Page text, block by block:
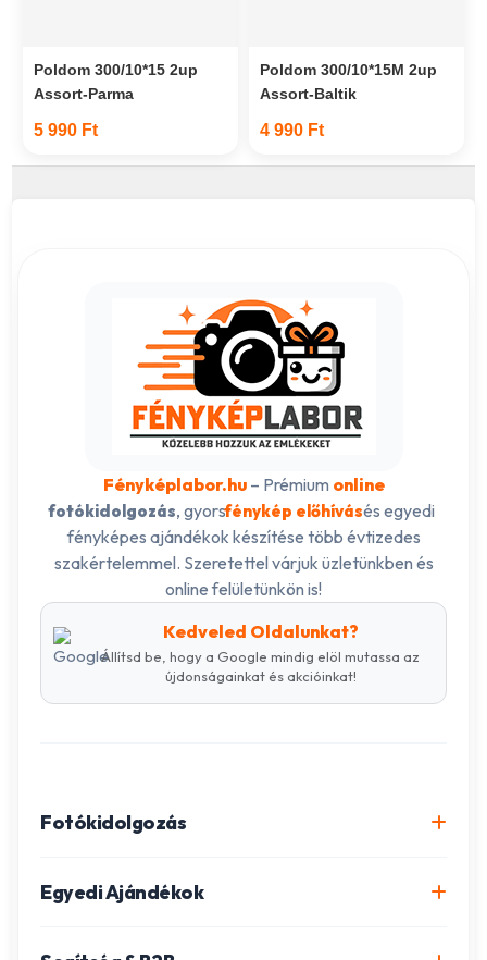
Poldom 300/10*15 2up
Assort-Parma
5 990 Ft
Poldom 300/10*15M 2up
Assort-Baltik
4 990 Ft
Fényképlabor.hu– Prémium online
fotókidolgozás, gyorsfénykép előhívásés egyedi
fényképes ajándékok készítése több évtizedes
szakértelemmel. Szeretettel várjuk üzletünkben és
online felületünkön is!
Kedveled Oldalunkat?
Állítsd be, hogy a Google mindig elöl mutassa az
újdonságainkat és akcióinkat!
Fotókidolgozás
Egyedi Ajándékok